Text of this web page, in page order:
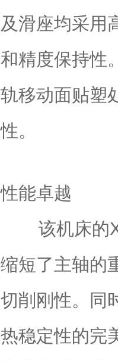
及滑座均采用
和精度保持性
轨移动面贴塑
性。
‌性能卓越‌
该机床的X
缩短了主轴的
切削刚性。同
热稳定性的完